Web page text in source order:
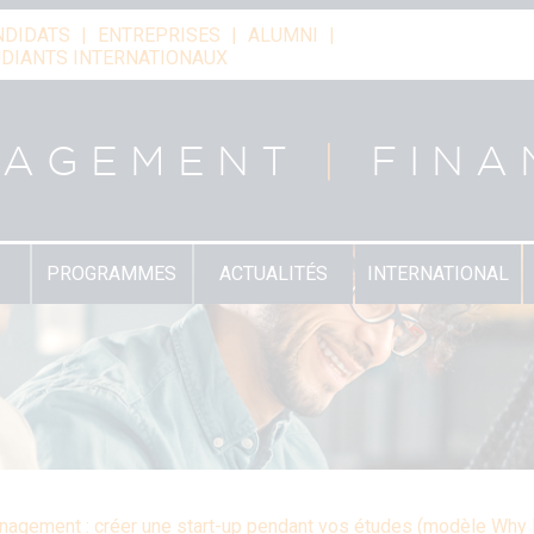
ENTREPRISES
ALUMNI
INTERNATIONAUX
PROGRAMMES ACTUALITÉS INTERNATIONAL
: créer une start-up pendant vos études (modèle Why